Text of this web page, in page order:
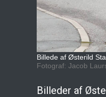
Billede af Østerild
Fotograf: Jacob
Billeder af